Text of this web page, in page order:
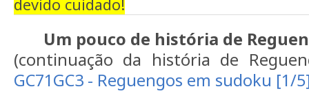
devido cuidado!
Um pouco de história de
(continuação da história de
GC71GC3 - Reguengos em sudoku [1/